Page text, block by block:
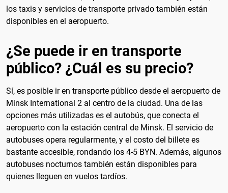
los taxis y servicios de transporte privado también están
disponibles en el aeropuerto.
¿Se puede ir en transporte
público? ¿Cuál es su precio?
Sí, es posible ir en transporte público desde el aeropuerto de
Minsk International 2 al centro de la ciudad. Una de las
opciones más utilizadas es el autobús, que conecta el
aeropuerto con la estación central de Minsk. El servicio de
autobuses opera regularmente, y el costo del billete es
bastante accesible, rondando los 4-5 BYN. Además, algunos
autobuses nocturnos también están disponibles para
quienes lleguen en vuelos tardíos.